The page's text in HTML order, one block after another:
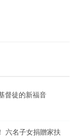
督徒的新福音
六名子女捐贈家扶